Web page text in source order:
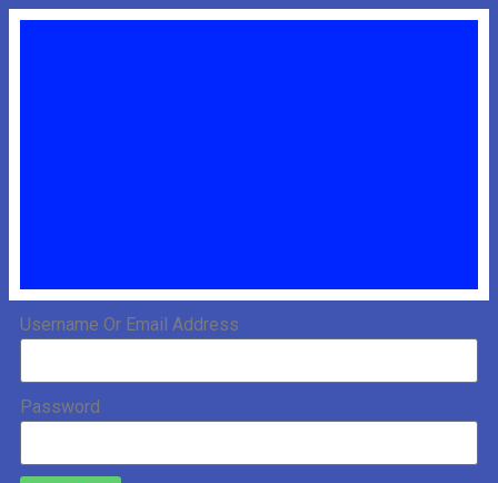
Username Or Email Address
Password